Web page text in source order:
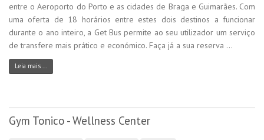
entre o Aeroporto do Porto e as cidades de Braga e Guimarães. Com
uma oferta de 18 horários entre estes dois destinos a funcionar
durante o ano inteiro, a Get Bus permite ao seu utilizador um serviço
de transfere mais prático e económico. Faça já a sua reserva ...
Leia mais ...
Gym Tonico - Wellness Center